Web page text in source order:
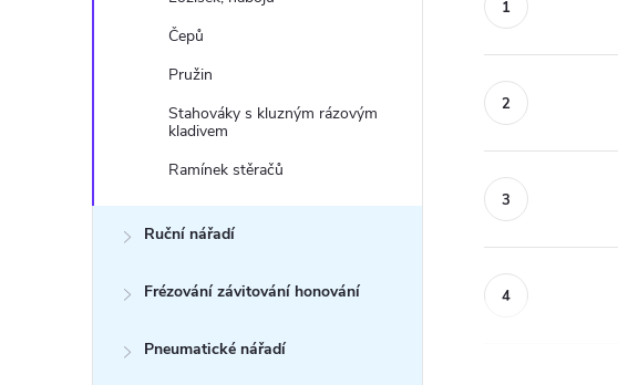
Čepů
Pružin
Stahováky s kluzným rázovým
kladivem
Ramínek stěračů
Ruční nářadí
Frézování závitování honování
Pneumatické nářadí